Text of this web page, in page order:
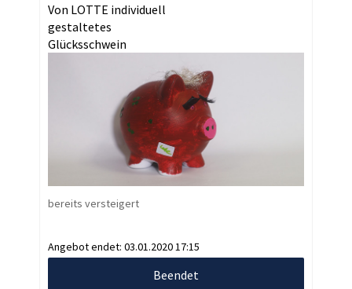
Von LOTTE individuell
gestaltetes
Glücksschwein
bereits versteigert
Angebot endet: 03.01.2020 17:15
Beendet